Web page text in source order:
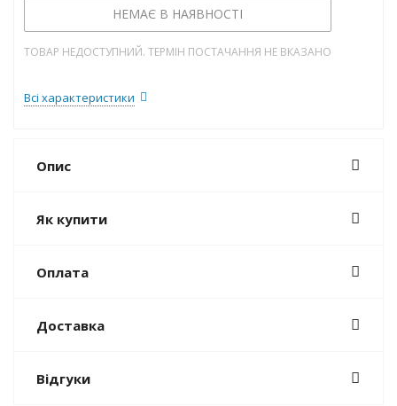
НЕМАЄ В НАЯВНОСТІ
ТОВАР НЕДОСТУПНИЙ. ТЕРМІН ПОСТАЧАННЯ НЕ ВКАЗАНО
Всі характеристики
Опис
Як купити
Оплата
Доставка
Відгуки